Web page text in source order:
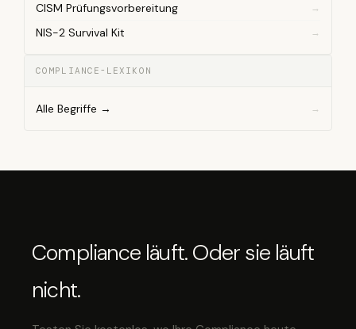
CISM Prüfungsvorbereitung
NIS-2 Survival Kit
COMPLIANCE-LEXIKON
Alle Begriffe →
Compliance läuft. Oder sie läuft
nicht.